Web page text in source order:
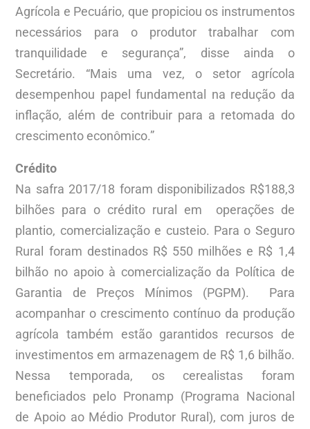
Agrícola e Pecuário, que propiciou os instrumentos
necessários para o produtor trabalhar com
tranquilidade e segurança”, disse ainda o
Secretário. “Mais uma vez, o setor agrícola
desempenhou papel fundamental na redução da
inflação, além de contribuir para a retomada do
crescimento econômico.”
Crédito
Na safra 2017/18 foram disponibilizados R$188,3
bilhões para o crédito rural em operações de
plantio, comercialização e custeio. Para o Seguro
Rural foram destinados R$ 550 milhões e R$ 1,4
bilhão no apoio à comercialização da Política de
Garantia de Preços Mínimos (PGPM). Para
acompanhar o crescimento contínuo da produção
agrícola também estão garantidos recursos de
investimentos em armazenagem de R$ 1,6 bilhão.
Nessa temporada, os cerealistas foram
beneficiados pelo Pronamp (Programa Nacional
de Apoio ao Médio Produtor Rural), com juros de